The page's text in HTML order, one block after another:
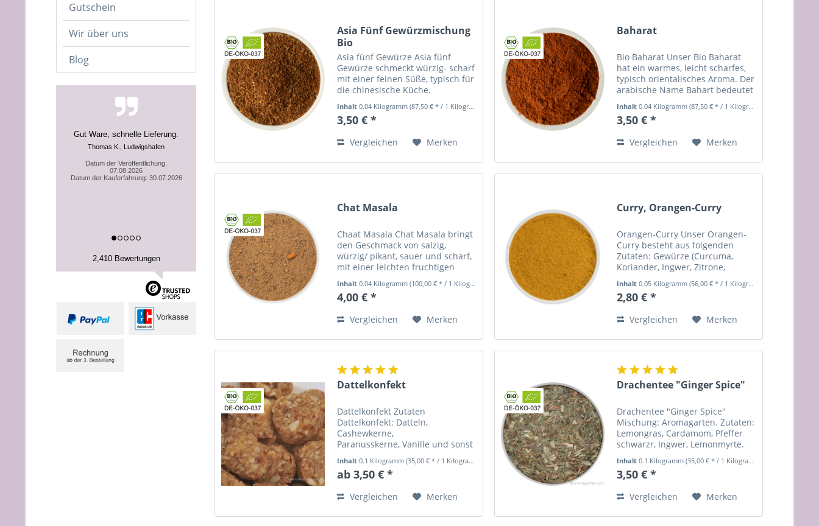
Gutschein
Wir über uns
Blog
Tolle produkte
Datum der Veröffentlichung:
04.08.2026
Datum der Kauferfahrung: 27.07.2026
2,410 Bewertungen
Asia Fünf Gewürzmischung
Bio
Asia fünf Gewürze Asia fünf
Gewürze schmeckt würzig- scharf
mit einer feinen Süße, typisch für
die chinesische Küche.
mit all seinen Aromen und
Gewürzen, ist für viele gar nicht
Inhalt0.04 Kilogramm(87,50 € * / 1 Kilogramm)
3,50 € *
Vergleichen Merken
Baharat
Bio Baharat Unser Bio Baharat
hat ein warmes, leicht scharfes,
typisch orientalisches Aroma. Der
arabische Name Bahart bedeutet
indischen Curry gibt es keine
feste Zutatenliste. Es existieren
Inhalt0.04 Kilogramm(87,50 € * / 1 Kilogramm)
3,50 € *
Vergleichen Merken
Chat Masala
Chaat Masala Chat Masala bringt
den Geschmack von salzig,
würzig/ pikant, sauer und scharf,
mit einer leichten fruchtigen
einzigartigen Aroma Chat Masala
oder auch Chaat Masala passt
Inhalt0.04 Kilogramm(100,00 € * / 1 Kilogramm)
4,00 € *
Vergleichen Merken
Curry, Orangen-Curry
Orangen-Curry Unser Orangen-
Curry besteht aus folgenden
Zutaten: Gewürze (Curcuma,
Koriander, Ingwer, Zitrone,
Lorbeer, Chillie),
Orangenfruchtpulver:
Traubenzucker. Kann Spuren
Inhalt0.05 Kilogramm(56,00 € * / 1 Kilogramm)
2,80 € *
Vergleichen Merken
Dattelkonfekt
Dattelkonfekt Zutaten
Dattelkonfekt: Datteln,
Cashewkerne,
Paranusskerne, Vanille und sonst
aus kontrolliert biologischem
Anbau. Dieses Dattelkonfekt war
Hamburger Kunden zur...
Inhalt0.1 Kilogramm(35,00 € * / 1 Kilogramm)
ab 3,50 € *
Vergleichen Merken
Drachentee "Ginger Spice"
Drachentee "Ginger Spice"
Mischung: Aromagarten. Zutaten:
Lemongras, Cardamom, Pfeffer
schwarzr, Ingwer, Lemonmyrte.
stammen aus kontrolliert
biologischem Anbau.
Schärfewunsch 5-10min....
Inhalt0.1 Kilogramm(35,00 € * / 1 Kilogramm)
3,50 € *
Vergleichen Merken